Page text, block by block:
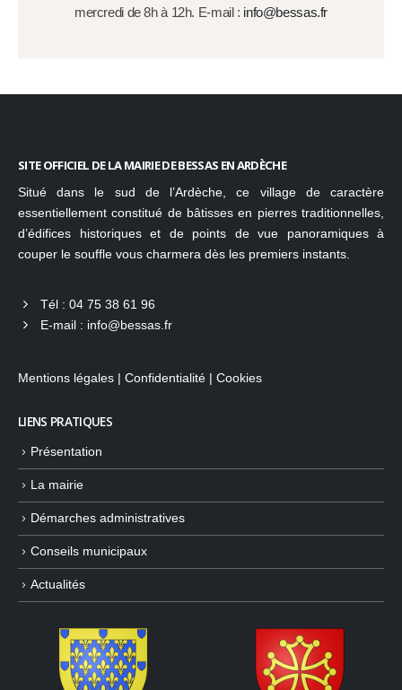
mercredi de 8h à 12h. E-mail : info@bessas.fr
SITE OFFICIEL DE LA MAIRIE DE BESSAS EN ARDÈCHE
Situé dans le sud de l’Ardèche, ce village de caractère
essentiellement constitué de bâtisses en pierres traditionnelles,
d’édifices historiques et de points de vue panoramiques à
couper le souffle vous charmera dès les premiers instants.
Tél :04 75 38 61 96
E-mail : info@bessas.fr
Mentions légales Confidentialité Cookies
LIENS PRATIQUES
Présentation
La mairie
Démarches administratives
Conseils municipaux
Actualités